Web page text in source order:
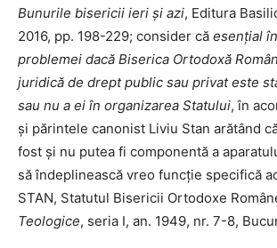
Bunurile bisericii ieri și azi, Editura
2016, pp. 198-229; consider că esențial
problemei dacă Biserica Ortodoxă
juridică de drept public sau privat este
sau nu a ei în organizarea Statului, în
și părintele canonist Liviu Stan arătând
fost și nu putea fi componentă a
să îndeplinească vreo funcție specifică
STAN, Statutul Bisericii Ortodoxe
Teologice, seria I, an. 1949, nr. 7-8,